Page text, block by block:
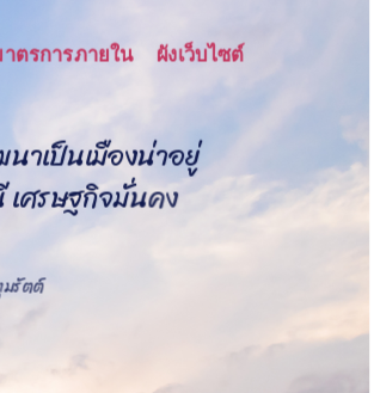
ตรการภายใน ผังเว็บไซต์
นาเปนเมองนาอย
เศรษฐกจมนคง
ษตร
รัตต์